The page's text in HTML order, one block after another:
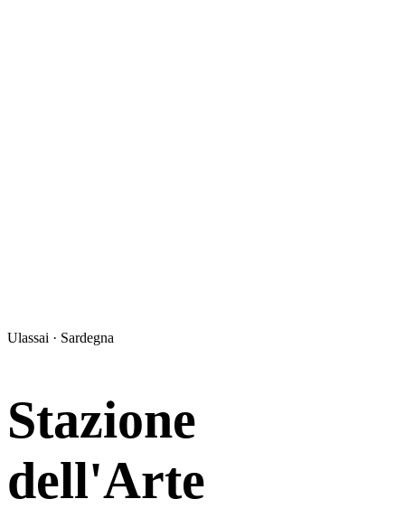
Ulassai · Sardegna
Stazione
dell'Arte